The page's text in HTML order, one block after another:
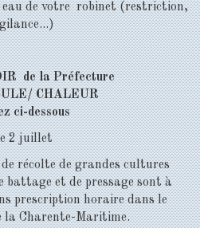
de votre robinet (restriction,
de la Préfecture
CHALEUR
ci-dessous
2 juillet
récolte de grandes cultures
et de pressage sont à
prescription horaire dans le
la Charente-Maritime.